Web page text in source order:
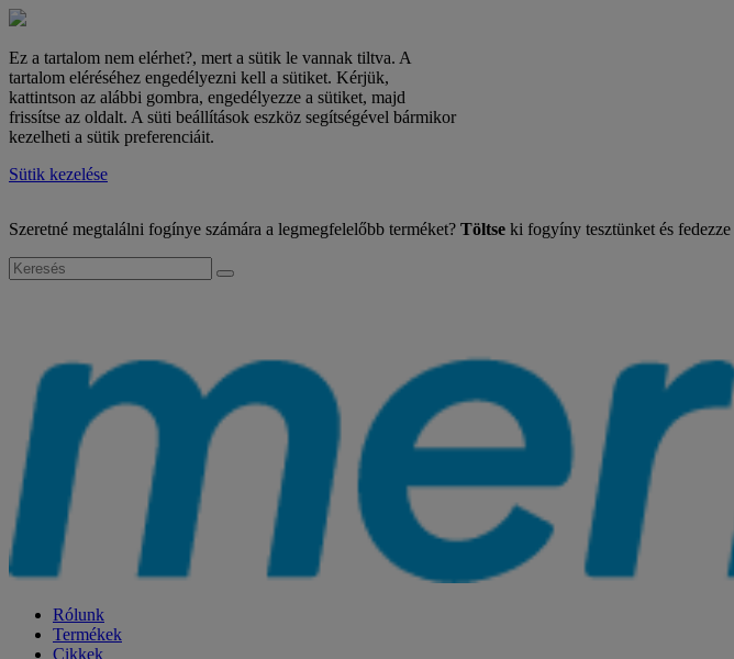
Ez a tartalom nem elérhet?, mert a sütik le vannak tiltva. A
tartalom eléréséhez engedélyezni kell a sütiket. Kérjük,
kattintson az alábbi gombra, engedélyezze a sütiket, majd
frissítse az oldalt. A süti beállítások eszköz segítségével bármikor
kezelheti a sütik preferenciáit.
Sütik kezelése
Szeretné megtalálni fogínye számára a legmegfelelőbb terméket? Töltse ki fogyíny tesztünket és fedezze
Rólunk
Termékek
Cikkek